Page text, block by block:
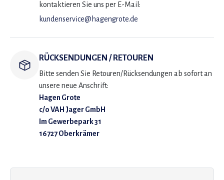
kontaktieren Sie uns per E-Mail:
kundenservice@hagengrote.de
RÜCKSENDUNGEN / RETOUREN
Bitte senden Sie Retouren/Rücksendungen ab sofort an
unsere neue Anschrift:
Hagen Grote
c/o VAH Jager GmbH
Im Gewerbepark 31
16727 Oberkrämer